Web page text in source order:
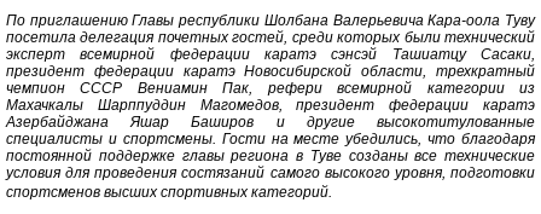
По приглашению Главы республики Шолбана Валерьевича Кара-оола Туву
посетила делегация почетных гостей, среди которых были технический
эксперт всемирной федерации каратэ сэнсэй Ташиатцу Сасаки,
президент федерации каратэ Новосибирской области, трехкратный
чемпион СССР Вениамин Пак, рефери всемирной категории из
Махачкалы Шарппуддин Магомедов, президент федерации каратэ
Азербайджана Яшар Баширов и другие высокотитулованные
специалисты и спортсмены. Гости на месте убедились, что благодаря
постоянной поддержке главы региона в Туве созданы все технические
условия для проведения состязаний самого высокого уровня, подготовки
спортсменов высших спортивных категорий.